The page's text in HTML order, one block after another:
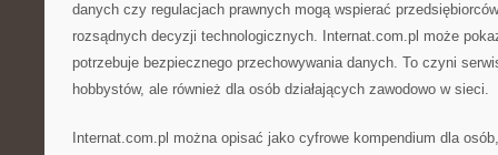
danych czy regulacjach prawnych mogą wspierać
rozsądnych decyzji technologicznych. Internat.com.pl może
potrzebuje bezpiecznego przechowywania danych. To czyni
hobbystów, ale również dla osób działających zawodowo w sieci.
Internat.com.pl można opisać jako cyfrowe kompendium dla